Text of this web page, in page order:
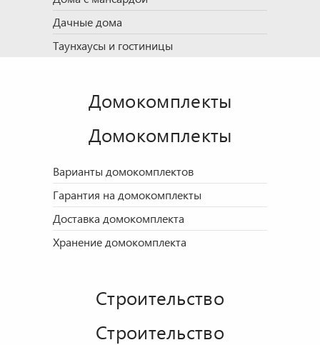
Дачные дома
Таунхаусы и гостиницы
Домокомплекты
Домокомплекты
Варианты домокомплектов
Гарантия на домокомплекты
Доставка домокомплекта
Хранение домокомплекта
Строительство
Строительство